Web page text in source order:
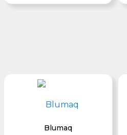
Blumaq